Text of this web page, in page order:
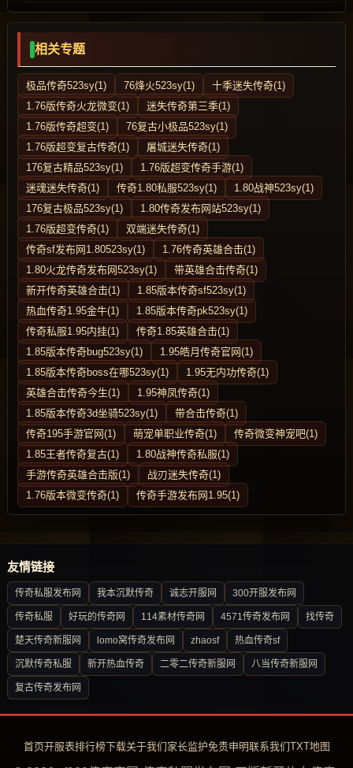
相关专题
极品传奇523sy(1) 76烽火523sy(1)
十季迷失传奇(1)
1.76版传奇火龙微变(1)
迷失传奇第三季(1)
1.76版传奇超变(1)
76复古小极品523sy(1)
1.76版超变复古传奇(1)
屠城迷失传奇(1)
176复古精品523sy(1)
1.76版超变传奇手游(1)
迷魂迷失传奇(1)
传奇1.80私服523sy(1)
1.80战神523sy(1)
176复古极品523sy(1)
1.80传奇发布网站523sy(1)
1.76版超变传奇(1)
双端迷失传奇(1)
传奇sf发布网1.80523sy(1)
1.76传奇英雄合击(1)
1.80火龙传奇发布网523sy(1)
带英雄合击传奇(1)
新开传奇英雄合击(1)
1.85版本传奇sf523sy(1)
热血传奇1.95金牛(1)
1.85版本传奇pk523sy(1)
传奇私服1.95内挂(1)
传奇1.85英雄合击(1)
1.85版本传奇bug523sy(1)
1.95皓月传奇官网(1)
1.85版本传奇boss在哪523sy(1)
1.95无内功传奇(1)
英雄合击传奇今生(1)
1.95神凤传奇(1)
1.85版本传奇3d坐骑523sy(1)
带合击传奇(1)
传奇195手游官网(1)
萌宠单职业传奇(1)
传奇微变神宠吧(1)
1.85王者传奇复古(1)
1.80战神传奇私服(1)
手游传奇英雄合击版(1)
战刃迷失传奇(1)
1.76版本微变传奇(1)
传奇手游发布网1.95(1)
友情链接
传奇私服发布网 我本沉默传奇 诚志开服网 300开服发布网
传奇私服 好玩的传奇网 114素材传奇网 4571传奇发布网 找传奇
楚天传奇新服网 lomo窝传奇发布网 zhaosf 热血传奇sf
沉默传奇私服 新开热血传奇 二零二传奇新服网 八当传奇新服网
复古传奇发布网
首页开服表排行榜下载关于我们 家长监护免责申明联系我们TXT地图